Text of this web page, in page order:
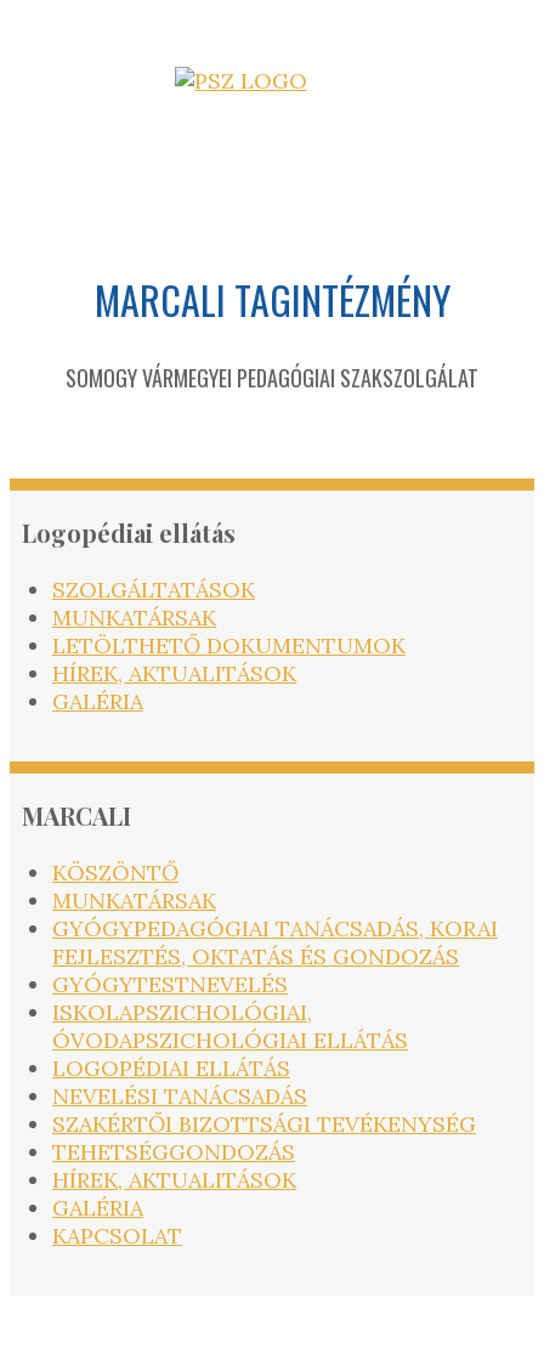
MARCALI TAGINTÉZMÉNY
SOMOGY VÁRMEGYEI PEDAGÓGIAI SZAKSZOLGÁLAT
Logopédiai ellátás
SZOLGÁLTATÁSOK
MUNKATÁRSAK
LETÖLTHETŐ DOKUMENTUMOK
HÍREK, AKTUALITÁSOK
GALÉRIA
MARCALI
KÖSZÖNTŐ
MUNKATÁRSAK
GYÓGYPEDAGÓGIAI TANÁCSADÁS, KORAI
FEJLESZTÉS, OKTATÁS ÉS GONDOZÁS
GYÓGYTESTNEVELÉS
ISKOLAPSZICHOLÓGIAI,
ÓVODAPSZICHOLÓGIAI ELLÁTÁS
LOGOPÉDIAI ELLÁTÁS
NEVELÉSI TANÁCSADÁS
SZAKÉRTŐI BIZOTTSÁGI TEVÉKENYSÉG
TEHETSÉGGONDOZÁS
HÍREK, AKTUALITÁSOK
GALÉRIA
KAPCSOLAT